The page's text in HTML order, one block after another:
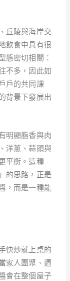
丘陵與海岸交
飲食中具有很
態密切相關：
不多，因此如
戶的共同課
背景下發展出
明顯脂香與肉
洋蔥、蒜頭與
平衡。這種
的思路，正是
，而是一種能
快炒就上桌的
家人團聚、週
會在整個屋子